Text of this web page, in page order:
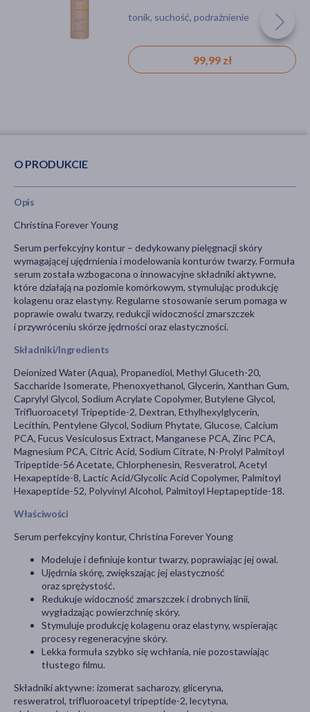
serum, przebarwienia, wiotkość skóry,
29,99 zł
tonik, suchość, podrażnienie
99,99 zł
O PRODUKCIE
Opis
Christina Forever Young
Serum perfekcyjny kontur – dedykowany pielęgnacji skóry
wymagającej ujędrnienia i modelowania konturów twarzy. Formuła
serum została wzbogacona o innowacyjne składniki aktywne,
które działają na poziomie komórkowym, stymulując produkcję
kolagenu oraz elastyny. Regularne stosowanie serum pomaga w
poprawie owalu twarzy, redukcji widoczności zmarszczek
i przywróceniu skórze jędrności oraz elastyczności.
Składniki/Ingredients
Deionized Water (Aqua), Propanediol, Methyl Gluceth-20,
Saccharide Isomerate, Phenoxyethanol, Glycerin, Xanthan Gum,
Caprylyl Glycol, Sodium Acrylate Copolymer, Butylene Glycol,
Trifluoroacetyl Tripeptide-2, Dextran, Ethylhexylglycerin,
Lecithin, Pentylene Glycol, Sodium Phytate, Glucose, Calcium
PCA, Fucus Vesiculosus Extract, Manganese PCA, Zinc PCA,
Magnesium PCA, Citric Acid, Sodium Citrate, N-Prolyl Palmitoyl
Tripeptide-56 Acetate, Chlorphenesin, Resveratrol, Acetyl
Hexapeptide-8, Lactic Acid/Glycolic Acid Copolymer, Palmitoyl
Hexapeptide-52, Polyvinyl Alcohol, Palmitoyl Heptapeptide-18.
Właściwości
Serum perfekcyjny kontur, Christina Forever Young
Modeluje i definiuje kontur twarzy, poprawiając jej owal.
Ujędrnia skórę, zwiększając jej elastyczność
oraz sprężystość.
Redukuje widoczność zmarszczek i drobnych linii,
wygładzając powierzchnię skóry.
Stymuluje produkcję kolagenu oraz elastyny, wspierając
procesy regeneracyjne skóry.
Lekka formuła szybko się wchłania, nie pozostawiając
tłustego filmu.
Składniki aktywne: izomerat sacharozy, gliceryna,
resweratrol, trifluoroacetyl tripeptide-2, lecytyna,